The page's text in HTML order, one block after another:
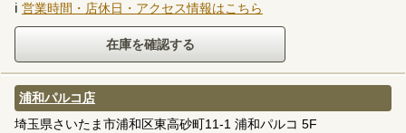
ℹ 営業時間・店休日・アクセス情報はこちら
浦和パルコ店
埼玉県さいたま市浦和区東高砂町11-1 浦和パルコ 5F